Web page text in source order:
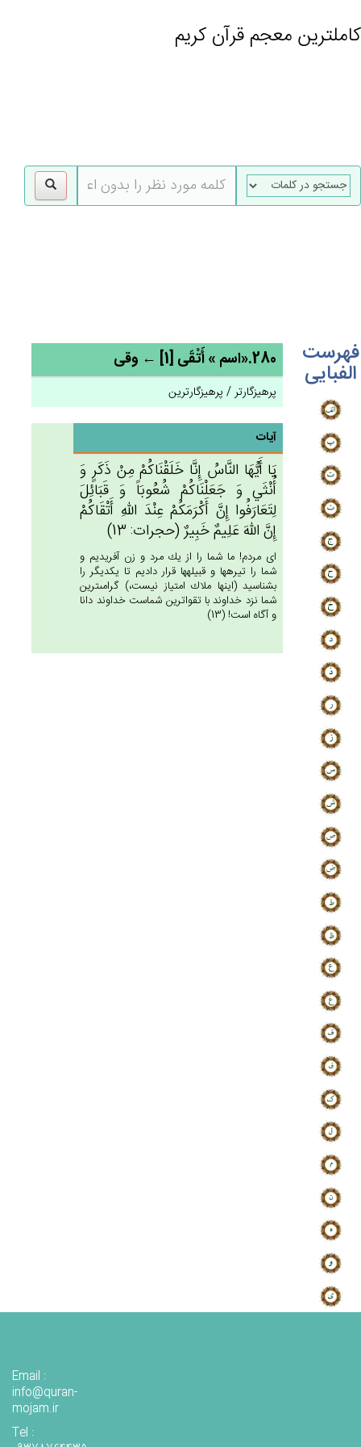
کاملترین معجم قرآن کریم
فهرست
الفبایی 280.«اسم » أَتْقَی [1] ← وقی
پرهیزگارتر / پرهیزگارترین
آیات
يَا أَيُّهَا النَّاس‌ُ إِنَّا خَلَقْنَاكُمْ‌ مِنْ‌ ذَكَرٍ وَ
أُنْثَي‌ وَ جَعَلْنَاكُم‌ْ شُعُوبَاً وَ قَبَائِل‌َ
لِتَعَارَفُوا إِن‌َّ أَكْرَمَكُم‌ْ عِنْدَ الله‌ِ أَتْقَاكُم‌ْ
إِن‌َّ الله‌َ عَلِيم‌ٌ خَبِيرٌ (حجرات: 13)
اى مردم! ما شما را از يك مرد و زن آفريديم و
شما را تيره‏ها و قبيله‏ها قرار داديم تا يكديگر را
بشناسيد (اينها ملاك امتياز نيست،) گرامى‏ترين
شما نزد خداوند با تقواترين شماست خداوند دانا
و آگاه است! (13)
Email :
info@quran-
mojam.ir
Tel :